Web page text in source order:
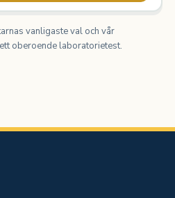
vanligaste val och vår
oberoende laboratorietest.